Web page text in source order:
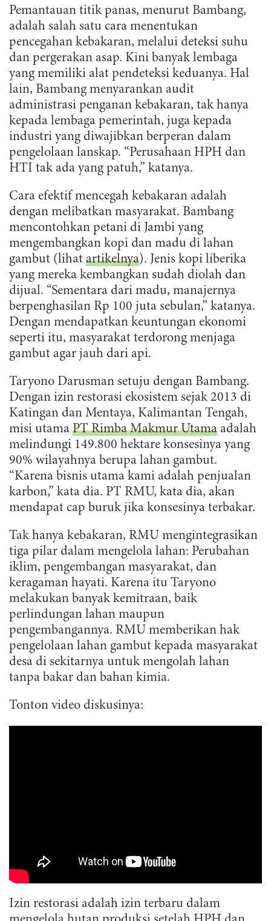
Pemantauan titik panas, menurut Bambang,
adalah salah satu cara menentukan
pencegahan kebakaran, melalui deteksi suhu
dan pergerakan asap. Kini banyak lembaga
yang memiliki alat pendeteksi keduanya. Hal
lain, Bambang menyarankan audit
administrasi penganan kebakaran, tak hanya
kepada lembaga pemerintah, juga kepada
industri yang diwajibkan berperan dalam
pengelolaan lanskap. “Perusahaan HPH dan
HTI tak ada yang patuh,” katanya.
Cara efektif mencegah kebakaran adalah
dengan melibatkan masyarakat. Bambang
mencontohkan petani di Jambi yang
mengembangkan kopi dan madu di lahan
gambut (lihat artikelnya). Jenis kopi liberika
yang mereka kembangkan sudah diolah dan
dijual. “Sementara dari madu, manajernya
berpenghasilan Rp 100 juta sebulan,” katanya.
Dengan mendapatkan keuntungan ekonomi
seperti itu, masyarakat terdorong menjaga
gambut agar jauh dari api.
Taryono Darusman setuju dengan Bambang.
Dengan izin restorasi ekosistem sejak 2013 di
Katingan dan Mentaya, Kalimantan Tengah,
misi utama PT Rimba Makmur Utama adalah
melindungi 149.800 hektare konsesinya yang
90% wilayahnya berupa lahan gambut.
“Karena bisnis utama kami adalah penjualan
karbon,” kata dia. PT RMU, kata dia, akan
mendapat cap buruk jika konsesinya terbakar.
Tak hanya kebakaran, RMU mengintegrasikan
tiga pilar dalam mengelola lahan: Perubahan
iklim, pengembangan masyarakat, dan
keragaman hayati. Karena itu Taryono
melakukan banyak kemitraan, baik
perlindungan lahan maupun
pengembangannya. RMU memberikan hak
pengelolaan lahan gambut kepada masyarakat
desa di sekitarnya untuk mengolah lahan
tanpa bakar dan bahan kimia.
Tonton video diskusinya:
Izin restorasi adalah izin terbaru dalam